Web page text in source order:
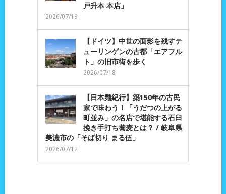
戸升本 本店」
2026/07/19
【ドイツ】中世の面影を残すテ
ューリンゲンの古都「エアフル
ト」の旧市街を歩く
2026/07/18
【日本麺紀行】築150年の古民
家で味わう！「うだつの上がる
町並み」の名店で堪能する石臼
挽き手打ち蕎麦とは？ / 岐阜県
美濃市の「そば切り まる伍」
2026/07/12